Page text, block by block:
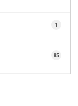
1
85